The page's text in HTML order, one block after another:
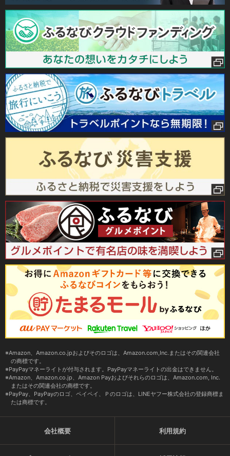
Amazon、Amazon.co.jpおよびそのロゴは、Amazon.com,Inc.またはその関連会社
の商標です。
PayPayマネーライトが付与されます。PayPayマネーライトの出金はできません。
Amazon、Amazon.co.jp、Amazon Payおよびそれらのロゴは、Amazon.com, Inc.
またはその関連会社の商標です。
PayPay、PayPayのロゴ、ペイペイ、Ｐのロゴは、LINEヤフー株式会社の登録商標ま
たは商標です。
会社概要 利用規約